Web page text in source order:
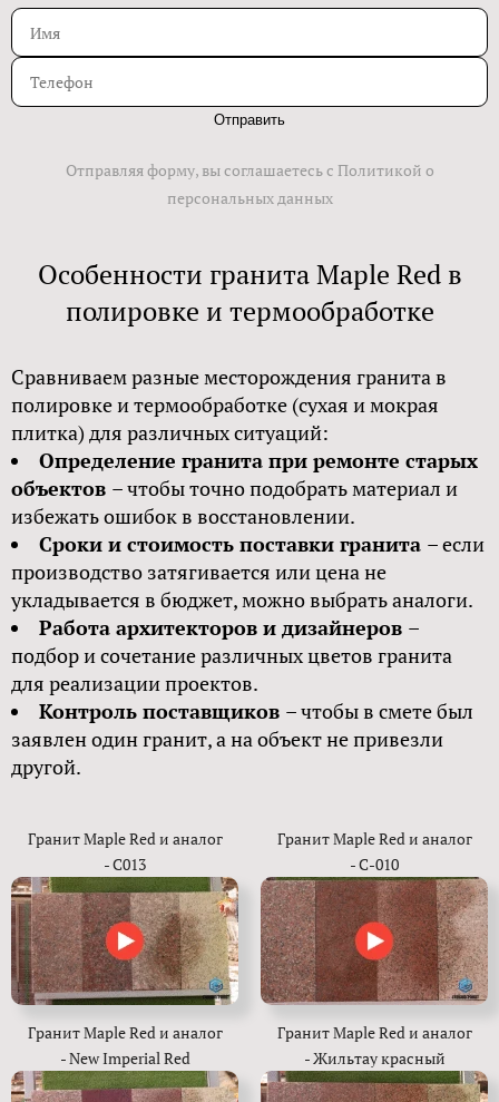
Отправить
Отправляя форму, вы соглашаетесь с Политикой о
персональных данных
Особенности гранита Maple Red в
полировке и термообработке
Сравниваем разные месторождения гранита в
полировке и термообработке (сухая и мокрая
плитка) для различных ситуаций:
Определение гранита при ремонте старых
объектов – чтобы точно подобрать материал и
избежать ошибок в восстановлении.
Сроки и стоимость поставки гранита – если
производство затягивается или цена не
укладывается в бюджет, можно выбрать аналоги.
Работа архитекторов и дизайнеров –
подбор и сочетание различных цветов гранита
для реализации проектов.
Контроль поставщиков – чтобы в смете был
заявлен один гранит, а на объект не привезли
другой.
Гранит Maple Red и аналог
- С013
Гранит Maple Red и аналог
- С-010
Гранит Maple Red и аналог
- New Imperial Red
Гранит Maple Red и аналог
- Жильтау красный